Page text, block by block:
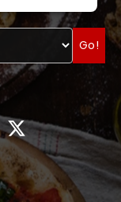
Go!